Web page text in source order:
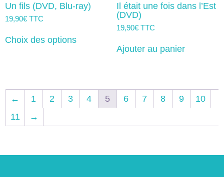
Un fils (DVD, Blu-ray)
19,90€ TTC
Choix des optionsproduit
peuvent
être
choisies
la
produit
Il était une fois dans l’Est
(DVD)
19,90€ TTC
Ajouter au panier
← 1 2 3 4 5 6 7 8 9
10
11
→